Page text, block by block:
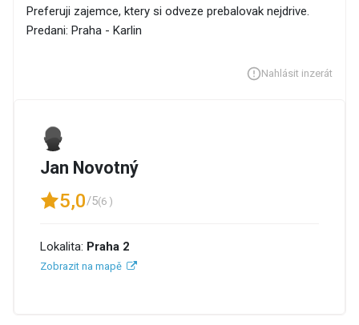
Preferuji zajemce, ktery si odveze prebalovak nejdrive.
Predani: Praha - Karlin
Nahlásit inzerát
Jan Novotný
5,0/5(6 )
Lokalita: Praha 2
Zobrazit na mapě